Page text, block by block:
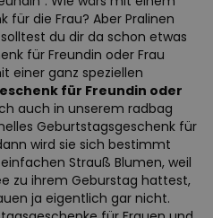
für die Frau? Aber Pralinen
du dir da schon etwas
für Freundin oder Frau
einer ganz speziellen
für Freundin oder
auch in unserem radbag
Geburtstagsgeschenk für
wird sie sich bestimmt
Strauß Blumen, weil
zu ihrem Geburstag hattest,
ja eigentlich gar nicht.